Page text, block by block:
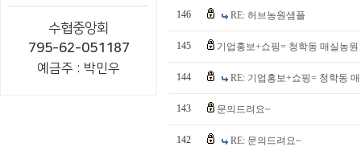
수협중앙회
795-62-051187
예금주 : 박민우
146 RE: 허브농원샘플
145 기업홍보+쇼핑= 청학동 매실농
144 RE: 기업홍보+쇼핑= 청학동
143 문의드려요~
142 RE: 문의드려요~